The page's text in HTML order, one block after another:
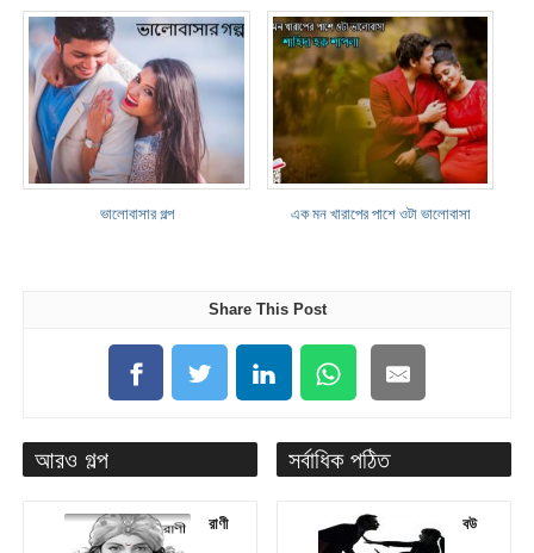
ভালোবাসার গল্প এক মন খারাপের পাশে ওটা ভালোবাসা
Share This Post
আরও গল্প
রাণী
সর্বাধিক পঠিত
বউ